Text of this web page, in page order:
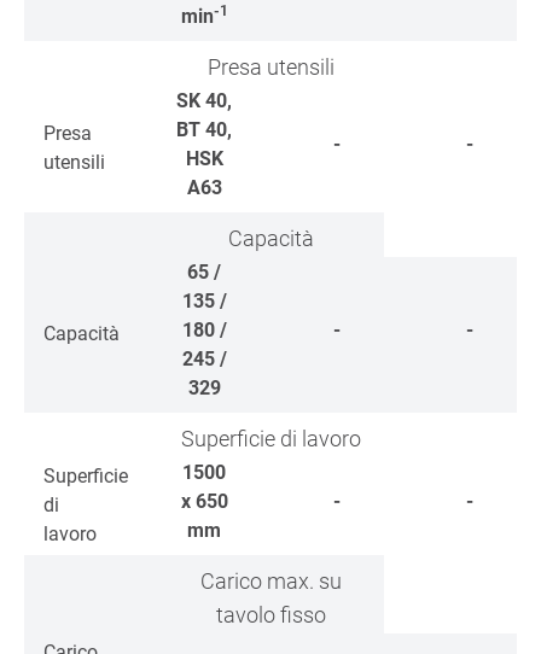
min-1
Presa utensili
Presa
utensili
SK 40,
BT 40,
HSK
A63
- -
Capacità
Capacità
65 /
135 /
180 /
245 /
329
- -
Superficie di lavoro
Superficie
di
lavoro
1500
x 650
mm
- -
Carico max. su
tavolo fisso